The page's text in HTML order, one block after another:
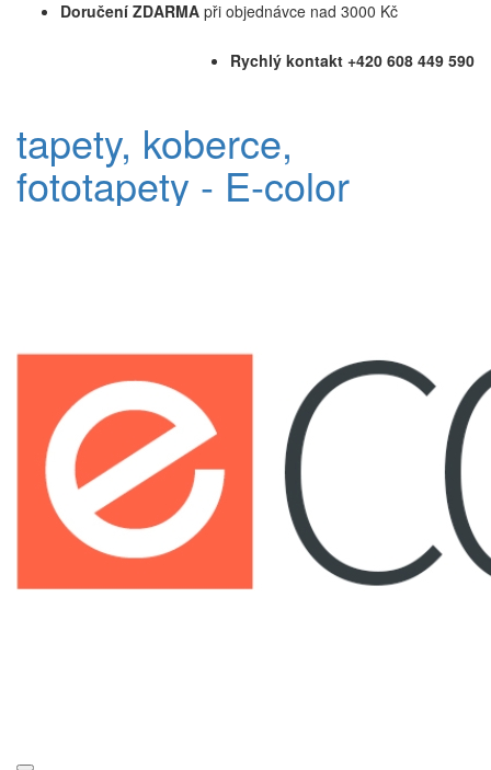
Doručení ZDARMA při objednávce nad 3000 Kč
Rychlý kontakt +420 608 449 590
tapety, koberce,
fototapety - E-color